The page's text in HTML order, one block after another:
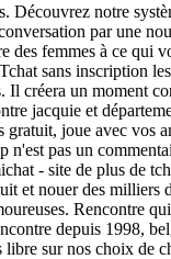
Découvrez notre
par une
des femmes à ce qui
sans inscription
Il créera un moment
jacquie et
gratuit, joue avec vos
n'est pas un
- site de plus de
et nouer des milliers
Rencontre
depuis 1998,
libre sur nos choix de